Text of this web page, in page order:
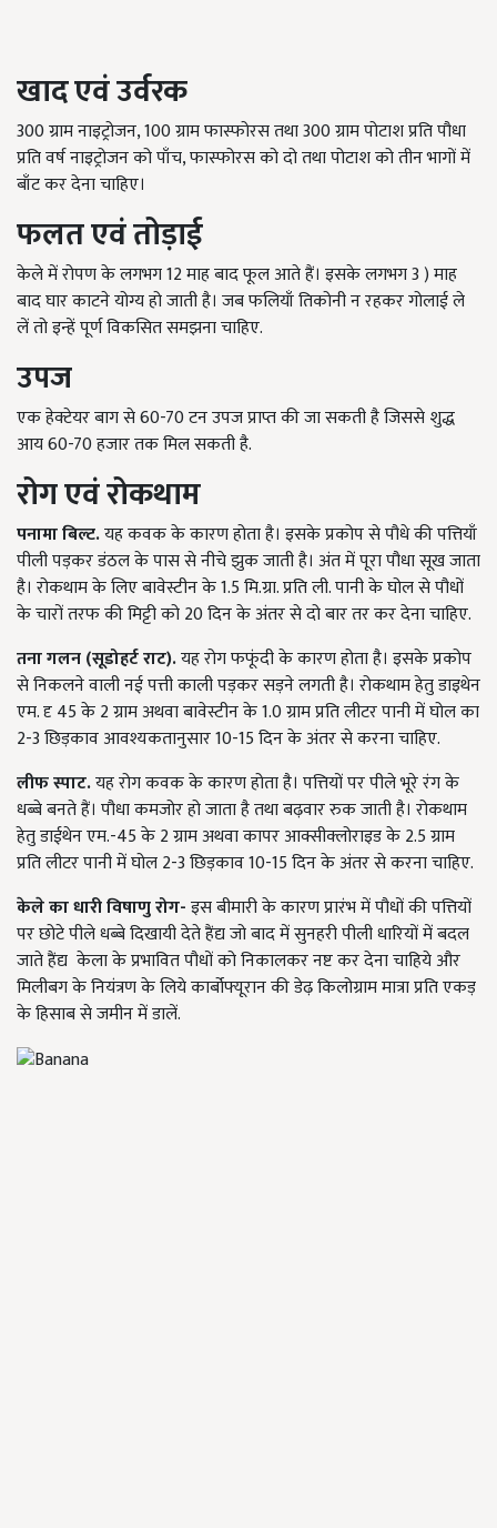
खाद एवं उर्वरक
300 ग्राम नाइट्रोजन, 100 ग्राम फास्फोरस तथा 300 ग्राम पोटाश प्रति पौधा
प्रति वर्ष नाइट्रोजन को पाँच, फास्फोरस को दो तथा पोटाश को तीन भागों में
बाँट कर देना चाहिए।
फलत एवं तोड़ाई
केले में रोपण के लगभग 12 माह बाद फूल आते हैं। इसके लगभग 3 ) माह
बाद घार काटने योग्य हो जाती है। जब फलियाँ तिकोनी न रहकर गोलाई ले
लें तो इन्हें पूर्ण विकसित समझना चाहिए.
उपज
एक हेक्टेयर बाग से 60-70 टन उपज प्राप्त की जा सकती है जिससे शुद्ध
आय 60-70 हजार तक मिल सकती है.
रोग एवं रोकथाम
पनामा बिल्ट.यह कवक के कारण होता है। इसके प्रकोप से पौधे की पत्तियाँ
पीली पड़कर डंठल के पास से नीचे झुक जाती है। अंत में पूरा पौधा सूख जाता
है। रोकथाम के लिए बावेस्टीन के 1.5 मि.ग्रा. प्रति ली. पानी के घोल से पौधों
के चारों तरफ की मिट्टी को 20 दिन के अंतर से दो बार तर कर देना चाहिए.
तना गलन (सूडोहर्ट राट).यह रोग फफूंदी के कारण होता है। इसके प्रकोप
से निकलने वाली नई पत्ती काली पड़कर सड़ने लगती है। रोकथाम हेतु डाइथेन
एम. दृ 45 के 2 ग्राम अथवा बावेस्टीन के 1.0 ग्राम प्रति लीटर पानी में घोल का
2-3 छिड़काव आवश्यकतानुसार 10-15 दिन के अंतर से करना चाहिए.
लीफ स्पाट.यह रोग कवक के कारण होता है। पत्तियों पर पीले भूरे रंग के
धब्बे बनते हैं। पौधा कमजोर हो जाता है तथा बढ़वार रुक जाती है। रोकथाम
हेतु डाईथेन एम.-45 के 2 ग्राम अथवा कापर आक्सीक्लोराइड के 2.5 ग्राम
प्रति लीटर पानी में घोल 2-3 छिड़काव 10-15 दिन के अंतर से करना चाहिए.
केले का धारी विषाणु रोग-इस बीमारी के कारण प्रारंभ में पौधों की पत्तियों
पर छोटे पीले धब्बे दिखायी देते हैंद्य जो बाद में सुनहरी पीली धारियों में बदल
जाते हैंद्य केला के प्रभावित पौधों को निकालकर नष्ट कर देना चाहिये और
मिलीबग के नियंत्रण के लिये कार्बोफ्यूरान की डेढ़ किलोग्राम मात्रा प्रति एकड़
के हिसाब से जमीन में डालें.